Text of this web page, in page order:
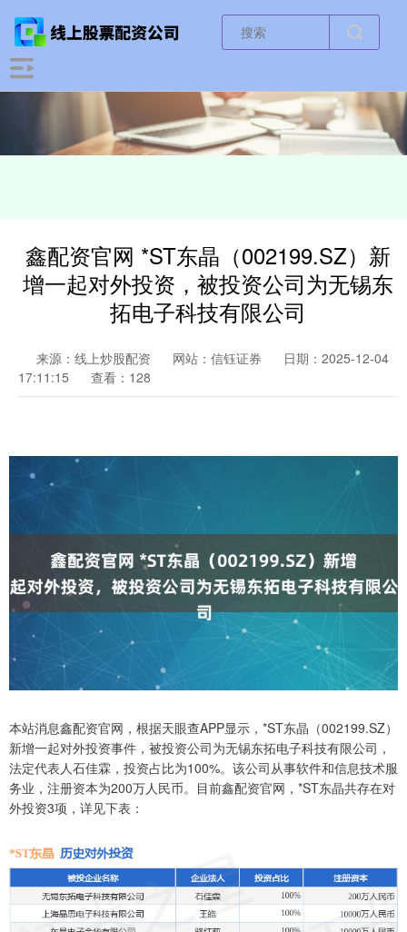
鑫配资官网 *ST东晶（002199.SZ）新
增一起对外投资，被投资公司为无锡东
拓电子科技有限公司
来源：线上炒股配资 网站：信钰证券
日期：2025-12-04
17:11:15
查看：128
本站消息鑫配资官网，根据天眼查APP显示，*ST东晶（002199.SZ）
新增一起对外投资事件，被投资公司为无锡东拓电子科技有限公司，
法定代表人石佳霖，投资占比为100%。该公司从事软件和信息技术服
务业，注册资本为200万人民币。目前鑫配资官网，*ST东晶共存在对
外投资3项，详见下表：